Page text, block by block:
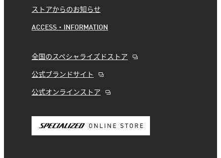
ストアからのお知らせ
ACCESS・INFORMATION
全国のスペシャライズドストア
公式ブランドサイト
公式オンラインストア